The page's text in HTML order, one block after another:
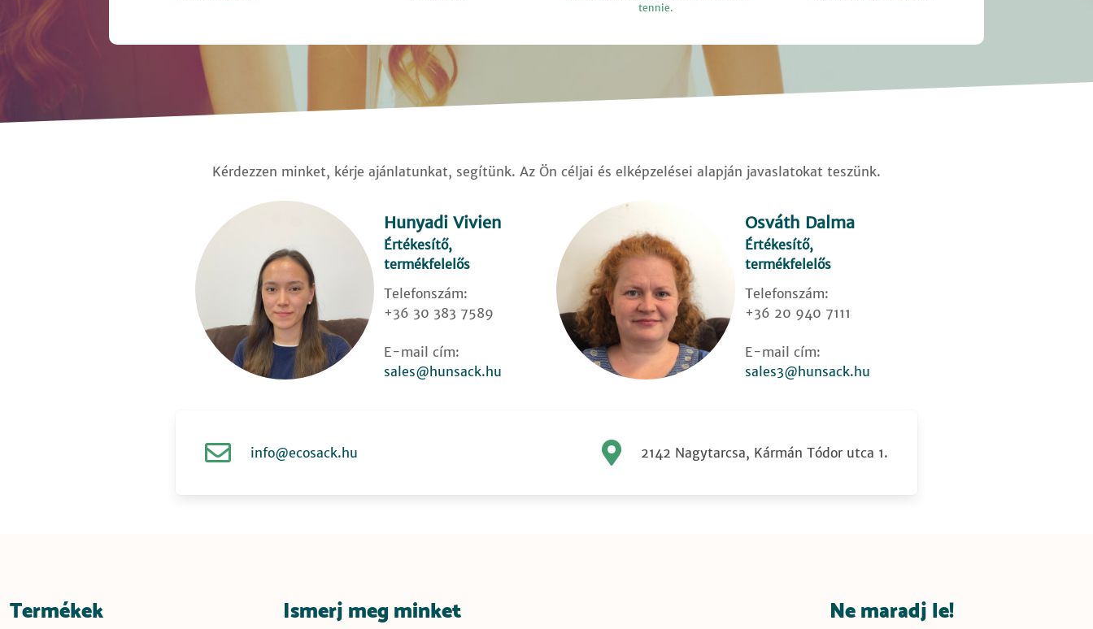
tennie.
Kérdezzen minket, kérje ajánlatunkat, segítünk. Az Ön céljai és elképzelései alapján javaslatokat teszünk.
Hunyadi Vivien
Értékesítő,
termékfelelős
Telefonszám:
+36 30 383 7589
E-mail cím:
sales@hunsack.hu
Osváth Dalma
Értékesítő,
termékfelelős
Telefonszám:
+36 20 940 7111
E-mail cím:
sales3@hunsack.hu
info@ecosack.hu 2142 Nagytarcsa, Kármán Tódor utca 1.
Termékek Ismerj meg minket Ne maradj le!